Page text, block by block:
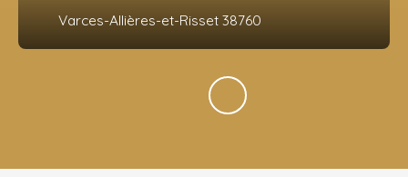
Varces-Allières-et-Risset 38760